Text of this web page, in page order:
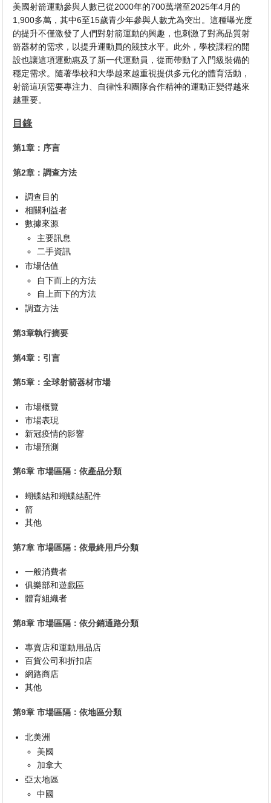
美國射箭運動參與人​​數已從2000年的700萬增至2025年4月的
1,900多萬，其中6至15歲青少年參與人數尤為突出。這種曝光度
的提升不僅激發了人們對射箭運動的興趣，也刺激了對高品質射
箭器材的需求，以提升運動員的競技水平。此外，學校課程的開
設也讓這項運動惠及了新一代運動員，從而帶動了入門級裝備的
穩定需求。隨著學校和大學越來越重視提供多元化的體育活動，
射箭這項需要專注力、自律性和團隊合作精神的運動正變得越來
越重要。
目錄
第1章：序言
第2章：調查方法
調查目的
相關利益者
數據來源
主要訊息
二手資訊
市場估值
自下而上的方法
自上而下的方法
調查方法
第3章執行摘要
第4章：引言
第5章：全球射箭器材市場
市場概覽
市場表現
新冠疫情的影響
市場預測
第6章 市場區隔：依產品分類
蝴蝶結和蝴蝶結配件
箭
其他
第7章 市場區隔：依最終用戶分類
一般消費者
俱樂部和遊戲區
體育組織者
第8章 市場區隔：依分銷通路分類
專賣店和運動用品店
百貨公司和折扣店
網路商店
其他
第9章 市場區隔：依地區分類
北美洲
美國
加拿大
亞太地區
中國